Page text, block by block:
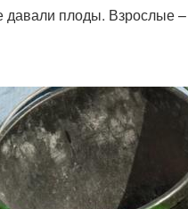
плоды. Взрослые –